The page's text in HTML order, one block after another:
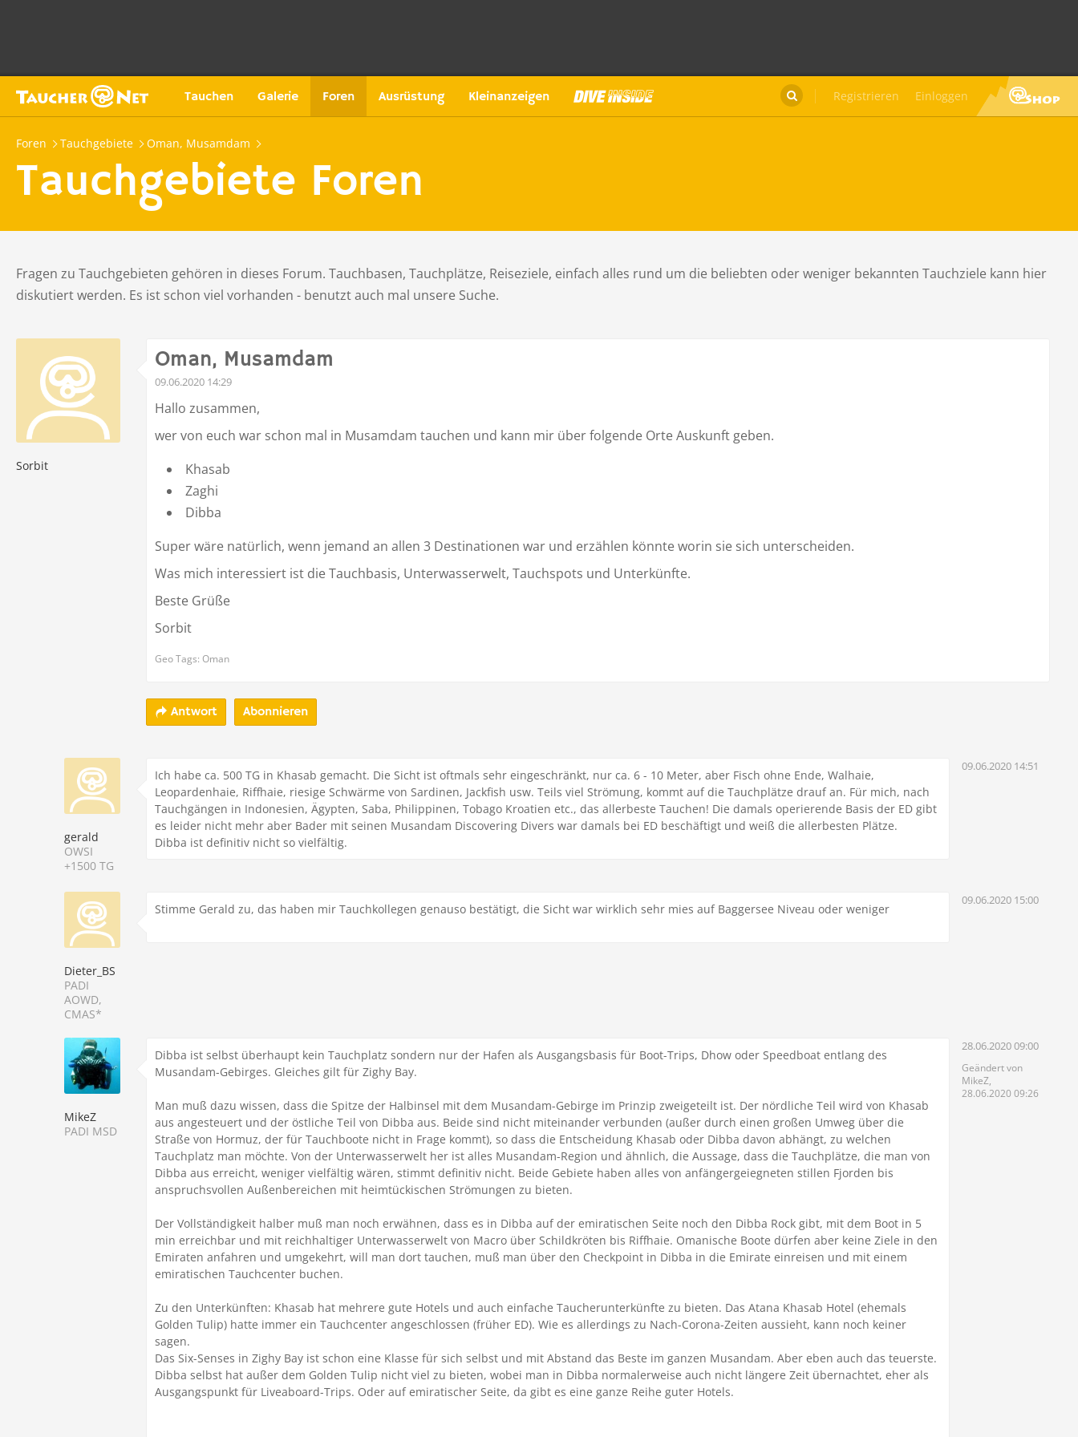
Tauchen Galerie Foren Ausrüstung Kleinanzeigen Registrieren Einloggen

Foren Tauchgebiete Oman, Musamdam
Tauchgebiete Foren
Fragen zu Tauchgebieten gehören in dieses Forum. Tauchbasen, Tauchplätze, Reiseziele, einfach alles rund um die beliebten oder weniger bekannten Tauchziele kann hier
diskutiert werden. Es ist schon viel vorhanden - benutzt auch mal unsere Suche.
Sorbit
Oman, Musamdam
09.06.2020 14:29
Hallo zusammen,
wer von euch war schon mal in Musamdam tauchen und kann mir über folgende Orte Auskunft geben.
Khasab
Zaghi
Dibba
Super wäre natürlich, wenn jemand an allen 3 Destinationen war und erzählen könnte worin sie sich unterscheiden.
Was mich interessiert ist die Tauchbasis, Unterwasserwelt, Tauchspots und Unterkünfte.
Beste Grüße
Sorbit
Geo Tags: Oman
Antwort Abonnieren
gerald
OWSI
+1500 TG
09.06.2020 14:51
Ich habe ca. 500 TG in Khasab gemacht. Die Sicht ist oftmals sehr eingeschränkt, nur ca. 6 - 10 Meter, aber Fisch ohne Ende, Walhaie,
Leopardenhaie, Riffhaie, riesige Schwärme von Sardinen, Jackfish usw. Teils viel Strömung, kommt auf die Tauchplätze drauf an. Für mich, nach
Tauchgängen in Indonesien, Ägypten, Saba, Philippinen, Tobago Kroatien etc., das allerbeste Tauchen! Die damals operierende Basis der ED gibt
es leider nicht mehr aber Bader mit seinen Musandam Discovering Divers war damals bei ED beschäftigt und weiß die allerbesten Plätze.
Dibba ist definitiv nicht so vielfältig.
Dieter_BS
PADI
AOWD,
CMAS*
09.06.2020 15:00
Stimme Gerald zu, das haben mir Tauchkollegen genauso bestätigt, die Sicht war wirklich sehr mies auf Baggersee Niveau oder weniger
MikeZ
PADI MSD
28.06.2020 09:00
Geändert von
MikeZ,
28.06.2020 09:26
Dibba ist selbst überhaupt kein Tauchplatz sondern nur der Hafen als Ausgangsbasis für Boot-Trips, Dhow oder Speedboat entlang des
Musandam-Gebirges. Gleiches gilt für Zighy Bay.
Man muß dazu wissen, dass die Spitze der Halbinsel mit dem Musandam-Gebirge im Prinzip zweigeteilt ist. Der nördliche Teil wird von Khasab
aus angesteuert und der östliche Teil von Dibba aus. Beide sind nicht miteinander verbunden (außer durch einen großen Umweg über die
Straße von Hormuz, der für Tauchboote nicht in Frage kommt), so dass die Entscheidung Khasab oder Dibba davon abhängt, zu welchen
Tauchplatz man möchte. Von der Unterwasserwelt her ist alles Musandam-Region und ähnlich, die Aussage, dass die Tauchplätze, die man von
Dibba aus erreicht, weniger vielfältig wären, stimmt definitiv nicht. Beide Gebiete haben alles von anfängergeiegneten stillen Fjorden bis
anspruchsvollen Außenbereichen mit heimtückischen Strömungen zu bieten.
Der Vollständigkeit halber muß man noch erwähnen, dass es in Dibba auf der emiratischen Seite noch den Dibba Rock gibt, mit dem Boot in 5
min erreichbar und mit reichhaltiger Unterwasserwelt von Macro über Schildkröten bis Riffhaie. Omanische Boote dürfen aber keine Ziele in den
Emiraten anfahren und umgekehrt, will man dort tauchen, muß man über den Checkpoint in Dibba in die Emirate einreisen und mit einem
emiratischen Tauchcenter buchen.
Zu den Unterkünften: Khasab hat mehrere gute Hotels und auch einfache Taucherunterkünfte zu bieten. Das Atana Khasab Hotel (ehemals
Golden Tulip) hatte immer ein Tauchcenter angeschlossen (früher ED). Wie es allerdings zu Nach-Corona-Zeiten aussieht, kann noch keiner
sagen.
Das Six-Senses in Zighy Bay ist schon eine Klasse für sich selbst und mit Abstand das Beste im ganzen Musandam. Aber eben auch das teuerste.
Dibba selbst hat außer dem Golden Tulip nicht viel zu bieten, wobei man in Dibba normalerweise auch nicht längere Zeit übernachtet, eher als
Ausgangspunkt für Liveaboard-Trips. Oder auf emiratischer Seite, da gibt es eine ganze Reihe guter Hotels.